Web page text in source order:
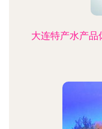
大连特产水产